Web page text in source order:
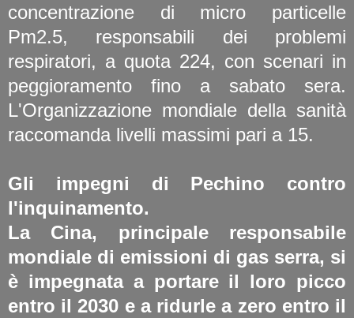
concentrazione di micro particelle
Pm2.5, responsabili dei problemi
respiratori, a quota 224, con scenari in
peggioramento fino a sabato sera.
L'Organizzazione mondiale della sanità
raccomanda livelli massimi pari a 15.
Gli impegni di Pechino contro
l'inquinamento.
La Cina, principale responsabile
mondiale di emissioni di gas serra, si
è impegnata a portare il loro picco
entro il 2030 e a ridurle a zero entro il